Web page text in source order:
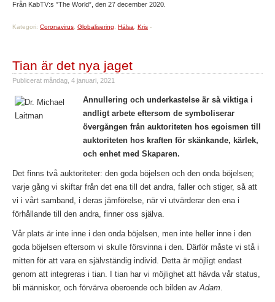
Från KabTV:s ”The World”, den 27 december 2020.
Kategori: Coronavirus, Globalisering, Hälsa, Kris -
Tian är det nya jaget
Publicerat måndag, 4 januari, 2021
Annullering och underkastelse är så viktiga i
andligt arbete eftersom de symboliserar
övergången från auktoriteten hos egoismen till
auktoriteten hos kraften för skänkande, kärlek,
och enhet med Skaparen.
Det finns två auktoriteter: den goda böjelsen och den onda böjelsen;
varje gång vi skiftar från det ena till det andra, faller och stiger, så att
vi i vårt samband, i deras jämförelse, när vi utvärderar den ena i
förhållande till den andra, finner oss själva.
Vår plats är inte inne i den onda böjelsen, men inte heller inne i den
goda böjelsen eftersom vi skulle försvinna i den. Därför måste vi stå i
mitten för att vara en självständig individ. Detta är möjligt endast
genom att integreras i tian. I tian har vi möjlighet att hävda vår status,
bli människor, och förvärva oberoende och bilden avAdam.